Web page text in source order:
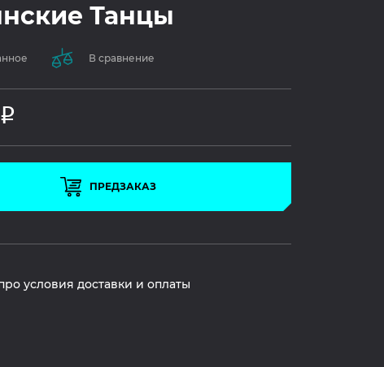
Танцы
В сравнение
Р
ПРЕДЗАКАЗ
условия доставки и оплаты